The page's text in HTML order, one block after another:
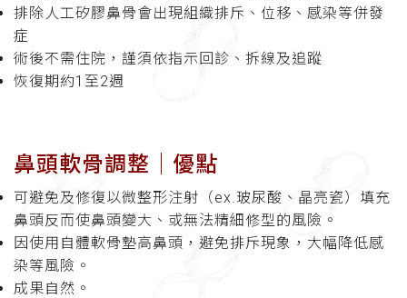
排除人工矽膠鼻骨會出現組織排斥、位移、感染等併發
症
術後不需住院，謹須依指示回診、拆線及追蹤
恢復期約1至2週
鼻頭軟骨調整│ 優點
可避免及修復以微整形注射（ex.玻尿酸、晶亮瓷）填充
鼻頭反而使鼻頭變大、或無法精細修型的風險。
因使用自體軟骨墊高鼻頭，避免排斥現象，大幅降低感
染等風險。
成果自然。